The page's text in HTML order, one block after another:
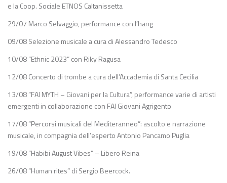
e la Coop. Sociale ETNOS Caltanissetta
29/07 Marco Selvaggio, performance con l’hang
09/08 Selezione musicale a cura di Alessandro Tedesco
10/08 “Ethnic 2023” con Riky Ragusa
12/08 Concerto di trombe a cura dell’Accademia di Santa Cecilia
13/08 “FAI MYTH – Giovani per la Cultura”, performance varie di artisti
emergenti in collaborazione con FAI Giovani Agrigento
17/08 “Percorsi musicali del Mediteranneo”: ascolto e narrazione
musicale, in compagnia dell’esperto Antonio Pancamo Puglia
19/08 “Habibi August Vibes” – Libero Reina
26/08 “Human rites” di Sergio Beercock.